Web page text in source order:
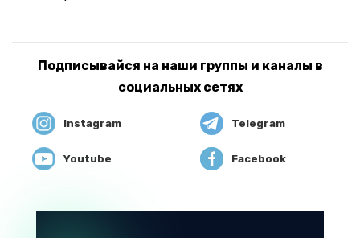
Подписывайся на наши группы и каналы в
социальных сетях
Instagram Telegram
Youtube Facebook